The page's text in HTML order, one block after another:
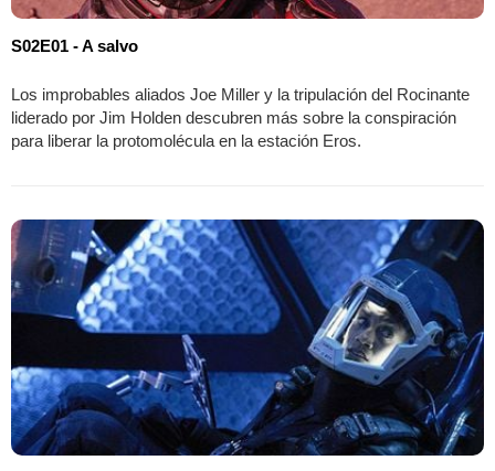
S02E01 - A salvo
Los improbables aliados Joe Miller y la tripulación del Rocinante
liderado por Jim Holden descubren más sobre la conspiración
para liberar la protomolécula en la estación Eros.